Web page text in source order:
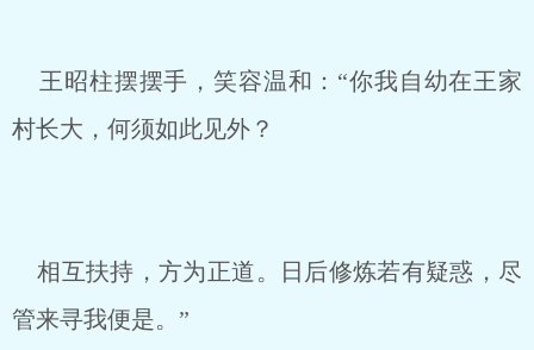
王昭柱摆摆手，笑容温和：“你我自幼在王家
村长大，何须如此见外？
相互扶持，方为正道。日后修炼若有疑惑，尽
管来寻我便是。”